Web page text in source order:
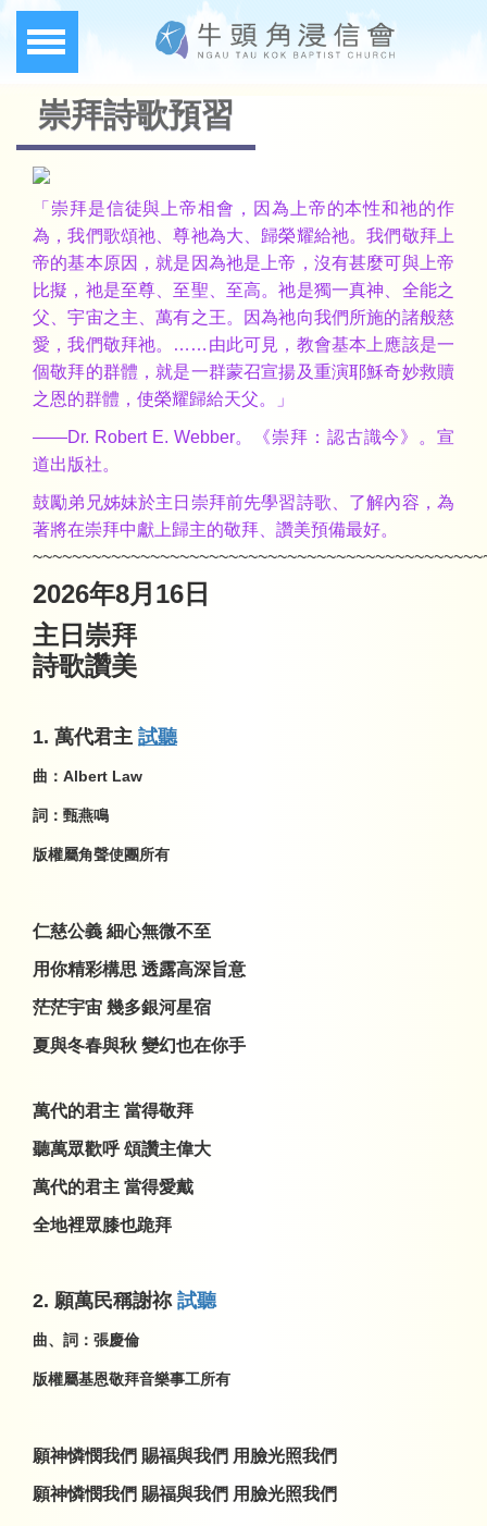
崇拜詩歌預習
「崇拜是信徒與上帝相會，因為上帝的本性和祂的作
為，我們歌頌祂、尊祂為大、歸榮耀給祂。我們敬拜上
帝的基本原因，就是因為祂是上帝，沒有甚麼可與上帝
比擬，祂是至尊、至聖、至高。祂是獨一真神、全能之
父、宇宙之主、萬有之王。因為祂向我們所施的諸般慈
愛，我們敬拜祂。……由此可見，教會基本上應該是一
個敬拜的群體，就是一群蒙召宣揚及重演耶穌奇妙救贖
之恩的群體，使榮耀歸給天父。」
——Dr. Robert E. Webber。《崇拜：認古識今》。宣
道出版社。
鼓勵弟兄姊妹於主日崇拜前先學習詩歌、了解內容，為
著將在崇拜中獻上歸主的敬拜、讚美預備最好。
2026年8月16 日
主日崇拜
詩歌讚美
1. 萬代君主 試聽
曲： Albert Law
詞：甄燕鳴
版權屬角聲使團所有
仁慈公義 細心無微不至
用你精彩構思 透露高深旨意
茫茫宇宙 幾多銀河星宿
夏與冬春與秋 變幻也在你手
萬代的君主 當得敬拜
聽萬眾歡呼 頌讚主偉大
萬代的君主 當得愛戴
全地裡眾膝也跪拜
2. 願萬民稱謝祢 試聽
曲、詞：張慶倫
版權屬基恩敬拜音樂事工所有
願神憐憫我們 賜福與我們 用臉光照我們
願神憐憫我們 賜福與我們 用臉光照我們